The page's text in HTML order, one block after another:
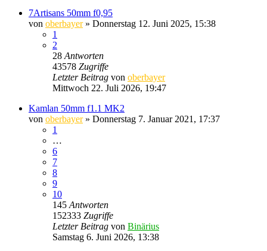
7Artisans 50mm f0,95
von oberbayer» Donnerstag 12. Juni 2025, 15:38
1
2
28 Antworten
43578 Zugriffe
Letzter Beitrag von oberbayer
Mittwoch 22. Juli 2026, 19:47
Kamlan 50mm f1.1 MK2
von oberbayer» Donnerstag 7. Januar 2021, 17:37
1
…
6
7
8
9
10
145 Antworten
152333 Zugriffe
Letzter Beitrag von Binärius
Samstag 6. Juni 2026, 13:38